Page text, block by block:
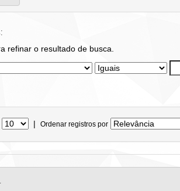
refinar o resultado de busca.
| Ordenar registros por